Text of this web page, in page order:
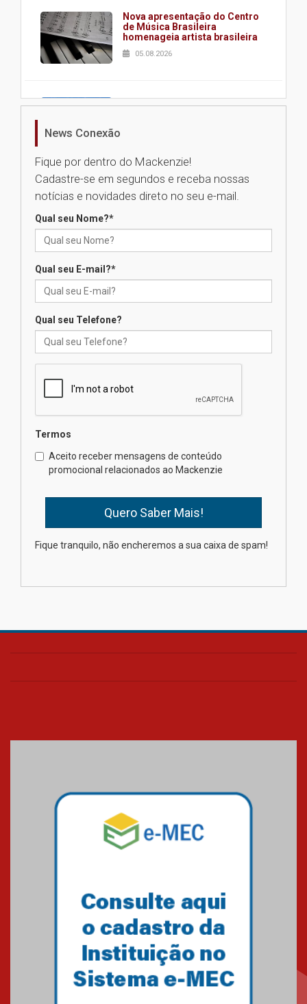
Nova apresentação do Centro
de Música Brasileira
homenageia artista brasileira
05.08.2026
Universidade Mackenzie
Seminário discute desafios
das novas tecnologias em
calouros do segundo semestre
Brasília prepara seus
mesmo do Ensino Médio
Como os pais podem investir
na educação dos filhos além da
escola
Transformadora reúne
News Conexão
Fique por dentro do Mackenzie!
Cadastre-se em segundos e receba nossas
notícias e novidades direto no seu e-mail.
Qual seu Nome?*
Qual seu E-mail?*
Qual seu Telefone?
Termos
Aceito receber mensagens de conteúdo
promocional relacionados ao Mackenzie
Fique tranquilo, não encheremos a sua caixa de spam!